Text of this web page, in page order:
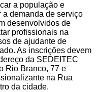
a população e
a demanda de serviço
desenvolvidos de
profissionais na
de ajudante de
As inscrições devem
da SEDEITEC
Rio Branco, 77 e
na Rua
da cidade.